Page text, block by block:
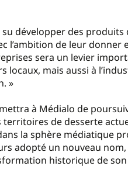
su développer des
l’ambition de leur donner
sera un levier
locaux, mais aussi à
»
à Médialo de
de desserte
la sphère médiatique
adopté un nouveau
historique de